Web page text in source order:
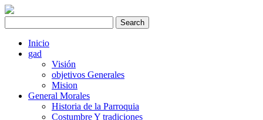
Inicio
gad
Visión
objetivos Generales
Mision
General Morales
Historia de la Parroquia
Costumbre Y tradiciones